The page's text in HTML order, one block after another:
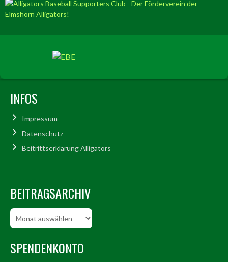
INFOS
Impressum
Datenschutz
Beitrittserklärung Alligators
BEITRAGSARCHIV
Beitragsarchiv
SPENDENKONTO